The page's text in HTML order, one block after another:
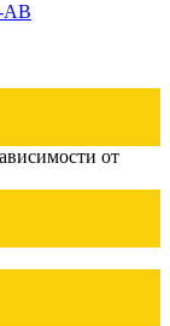
AB
от